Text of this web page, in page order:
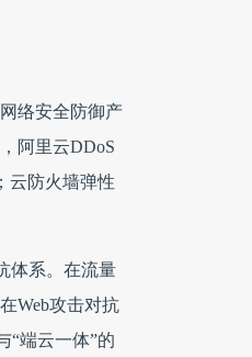
络安全防御产
阿里云DDoS
云防火墙弹性
体系。在流量
Web攻击对抗
“端云一体”的